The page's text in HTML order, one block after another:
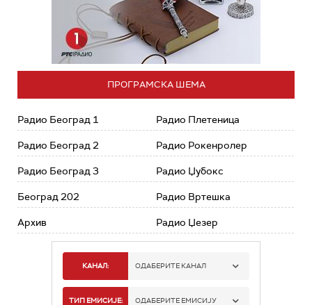
ПРОГРАМСКА ШЕМА
Радио Београд 1
Радио Београд 2
Радио Београд 3
Београд 202
Архив
Радио Плетеница
Радио Рокенролер
Радио Џубокс
Радио Вртешка
Радио Џезер
КАНАЛ: ОДАБЕРИТЕ КАНАЛ
РАДИО БЕОГРАД 1
ТИП ЕМИСИЈЕ: ОДАБЕРИТЕ ЕМИСИЈУ